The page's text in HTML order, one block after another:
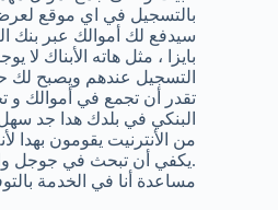
بالتسجيل في اي موقع
سيدفع لك أموالك عبر بنك
بايزا ، مثل هاته الأبناك لا
التسجيل عندهم ويصبح لك
تقدر أن تجمع في أموالك و
البنكي في بلدك هدا جد
من الأنترنيت يقومون بهدا
.يكفي أن تبحث في جوجل
مساعدة أنا في الخدمة